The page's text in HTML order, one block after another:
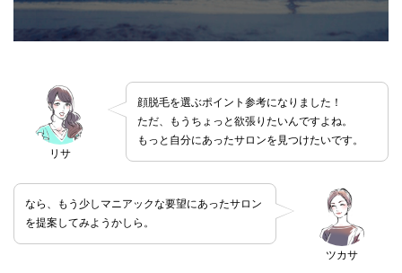
リサ
顔脱毛を選ぶポイント参考になりました！
ただ、もうちょっと欲張りたいんですよね。
もっと自分にあったサロンを見つけたいです。
ツカサ
なら、もう少しマニアックな要望にあったサロン
を提案してみようかしら。